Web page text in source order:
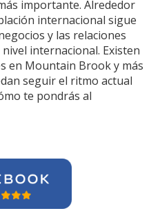
importante. Alrededor
internacional sigue
y las relaciones
internacional. Existen
en Mountain Brook y más
seguir el ritmo actual
te pondrás al